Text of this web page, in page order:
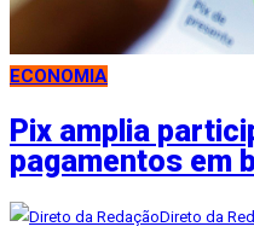
ECONOMIA
Pix amplia
pagamentos em
Direto da